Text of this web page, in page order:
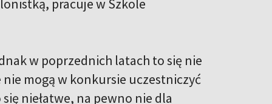
w poprzednich latach to się nie
nie mogą w konkursie uczestniczyć
niełatwe, na pewno nie dla